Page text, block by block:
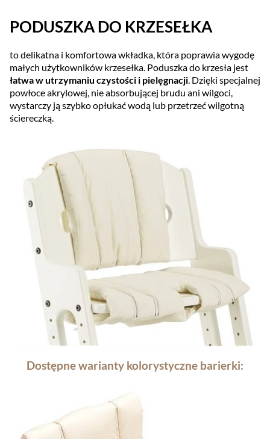
PODUSZKA DO KRZESEŁKA
to delikatna i komfortowa wkładka, która poprawia wygodę
małych użytkowników krzesełka. Poduszka do krzesła jest
łatwa w utrzymaniu czystości i pielęgnacji. Dzięki specjalnej
powłoce akrylowej, nie absorbującej brudu ani wilgoci,
wystarczy ją szybko opłukać wodą lub przetrzeć wilgotną
ściereczką.
Dostępne warianty kolorystyczne barierki: